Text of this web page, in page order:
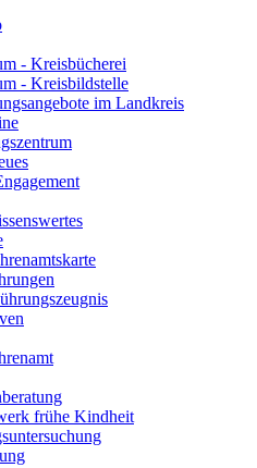
- Kreisbücherei
- Kreisbildstelle
im Landkreis
frühe Kindheit